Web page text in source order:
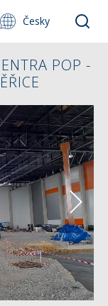
Česky
POP -